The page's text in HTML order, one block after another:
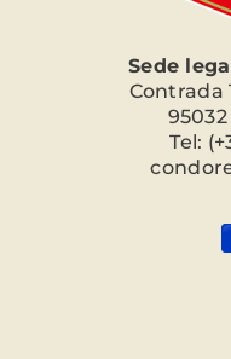
Sede
Contrada
Tel: